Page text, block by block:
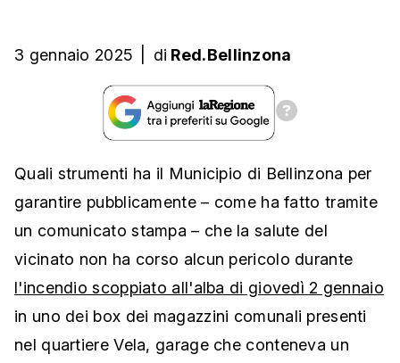
3 gennaio 2025 di Red.Bellinzona
Quali strumenti ha il Municipio di Bellinzona per
garantire pubblicamente – come ha fatto tramite
un comunicato stampa – che la salute del
vicinato non ha corso alcun pericolo durante
l'incendio scoppiato all'alba di giovedì 2 gennaio
in uno dei box dei magazzini comunali presenti
nel quartiere Vela, garage che conteneva un